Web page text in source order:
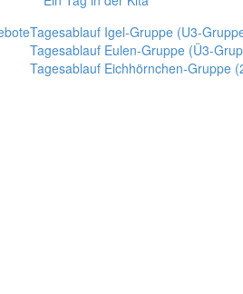
Tagesablauf Igel-Gruppe (U3-
Tagesablauf Eulen-Gruppe (Ü3-
Tagesablauf Eichhörnchen-Gruppe